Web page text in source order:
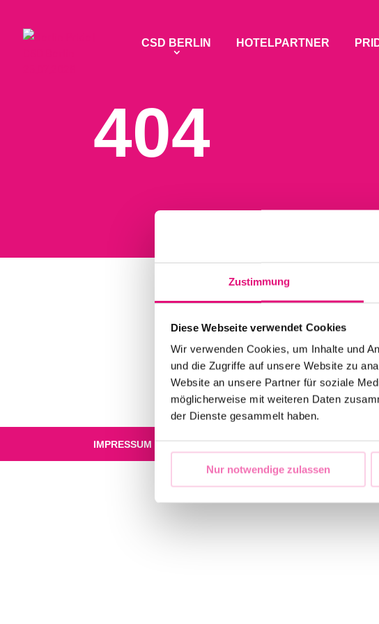
Zustimmung
Diese Webseite verwendet Cookies
Wir verwenden Cookies, um Inhalte und
und die Zugriffe auf unsere Website zu
Website an unsere Partner für soziale
möglicherweise mit weiteren Daten
der Dienste gesammelt haben.
Nur notwendige zulassen
CSD BERLIN HOTELPARTNER
404
IMPRESSUM